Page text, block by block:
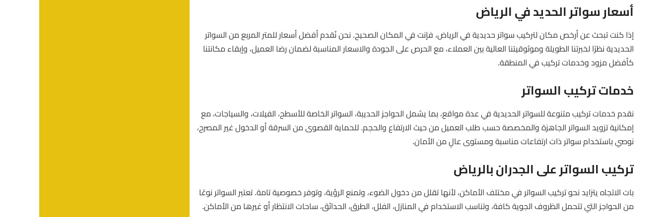
أسعار سواتر الحديد في الرياض
إذا كنت تبحث عن أرخص مكان لتركيب سواتر حديدية في الرياض، فإنت في المكان الصحيح. نحن نُقدم أفضل أسعار للمتر المربع من السواتر
الحديدية نظرًا لخبرتنا الطويلة وموثوقيتنا العالية بين العملاء، مع الحرص على الجودة والاسعار المناسبة لضمان رضا العميل، وإبقاء مكانتنا
كأفضل مزود وخدمات تركيب في المنطقة.
خدمات تركيب السواتر
نقدم خدمات تركيب متنوعة للسواتر الحديدية في عدة مواقع، بما يشمل الحواجز الحديبة، السواتر الخاصة للأسطح، الفيلات، والسياجات، مع
إمكانية تزويد السواتر الجاهزة والمخصصة حسب طلب العميل من حيث الارتفاع والحجم. للحماية القصوى من السرقة أو الدخول غير المصرح،
نوصي باستخدام سواتر ذات ارتفاعات مناسبة ومستوى عالٍ من الأمان.
تركيب السواتر على الجدران بالرياض
بات الاتجاه يتزايد نحو تركيب السواتر في مختلف الأماكن، لأنها تقلل من دخول الضوء، وتمنع الرؤية، وتوفر خصوصية تامة. تعتبر السواتر نوعًا
من الحواجز التي تتحمل الظروف الجوية كافة، وتناسب الاستخدام في المنازل، الفلل، الطرق، الحدائق، ساحات الانتظار أو غيرها من الأماكن.